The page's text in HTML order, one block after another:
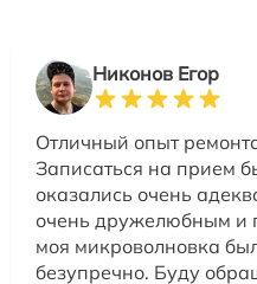
Никонов Егор
Отличный опыт
Записаться на прием
оказались очень
очень дружелюбным и
моя микроволновка
безупречно. Буду